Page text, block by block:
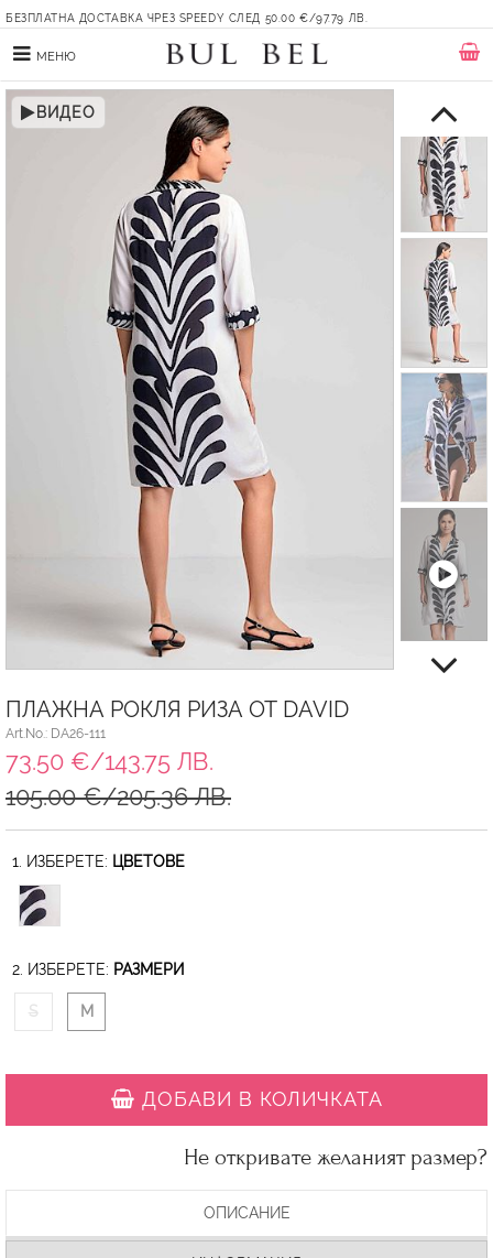
БЕЗПЛАТНА ДОСТАВКА ЧРЕЗ SPEEDY СЛЕД 50.00 €/97.79 ЛВ.
МЕНЮ
ВИДЕО
ПЛАЖНА РОКЛЯ РИЗА ОТ DAVID
Art.No.: DA26-111
73.50 €/143.75 ЛВ.
105.00 €/205.36 ЛВ.
1. ИЗБЕРЕТЕ: ЦВЕТОВЕ
2. ИЗБЕРЕТЕ: РАЗМЕРИ
S M
ДОБАВИ В КОЛИЧКАТА
Не откривате желаният размер?
ОПИСАНИЕ